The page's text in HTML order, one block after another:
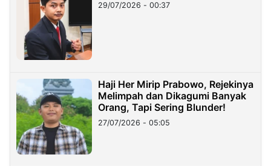
29/07/2026 - 00:37
Haji Her Mirip Prabowo, Rejekinya
Melimpah dan Dikagumi Banyak
Orang, Tapi Sering Blunder!
27/07/2026 - 05:05